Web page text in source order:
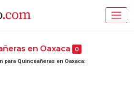
en Oaxaca 0
para Quinceañeras en Oaxaca: